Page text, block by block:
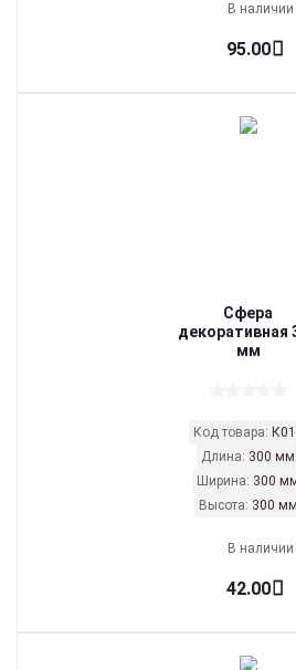
В наличии
95.00
Сфера
декоративная
мм
Код товара:
Длина: 300 мм
Ширина: 300
Высота: 300 мм
В наличии
42.00